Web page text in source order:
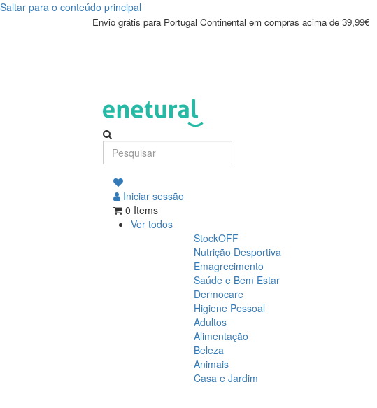
Saltar para o conteúdo principal
Envio grátis para Portugal Continental em compras acima de 39,99€
Iniciar sessão
0 Items
Ver todos
StockOFF
Nutrição Desportiva
Emagrecimento
Saúde e Bem Estar
Dermocare
Higiene Pessoal
Adultos
Alimentação
Beleza
Animais
Casa e Jardim